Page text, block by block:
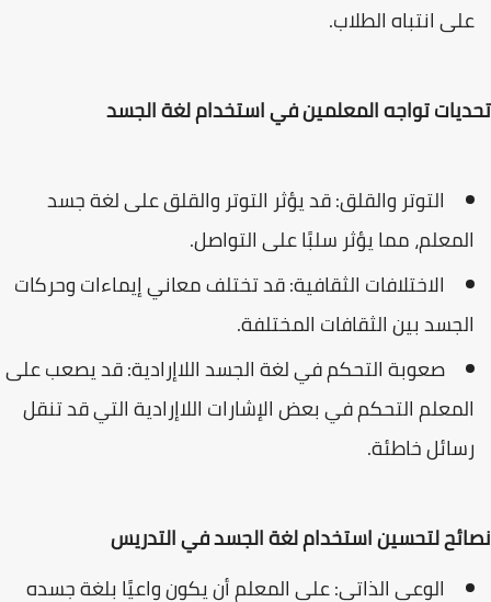
على انتباه الطلاب.
تحديات تواجه المعلمين في استخدام لغة الجسد
التوتر والقلق: قد يؤثر التوتر والقلق على لغة جسد
المعلم، مما يؤثر سلبًا على التواصل.
الاختلافات الثقافية: قد تختلف معاني إيماءات وحركات
الجسد بين الثقافات المختلفة.
صعوبة التحكم في لغة الجسد اللاإرادية: قد يصعب على
المعلم التحكم في بعض الإشارات اللاإرادية التي قد تنقل
رسائل خاطئة.
نصائح لتحسين استخدام لغة الجسد في التدريس
الوعي الذاتي: على المعلم أن يكون واعيًا بلغة جسده